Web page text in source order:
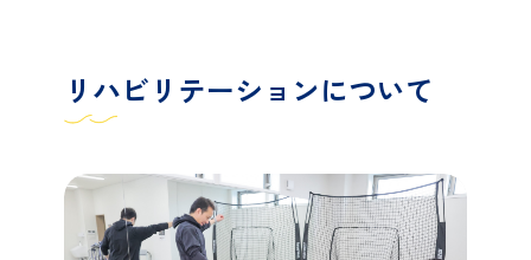
リハビリテーションについて